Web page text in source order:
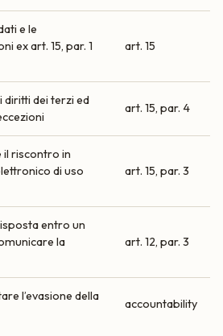
e le
ex art. 15, par. 1
art. 15
diritti dei terzi ed
art. 15, par. 4
riscontro in
di uso
art. 15, par. 3
entro un
la
art. 12, par. 3
l’evasione della
accountability